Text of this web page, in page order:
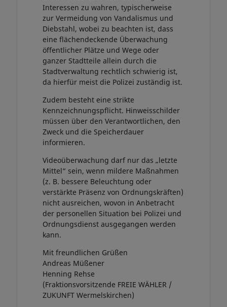
Interessen zu wahren, typischerweise
zur Vermeidung von Vandalismus und
Diebstahl, wobei zu beachten ist, dass
eine flächendeckende Überwachung
öffentlicher Plätze und Wege oder
ganzer Stadtteile allein durch die
Stadtverwaltung rechtlich schwierig ist,
da hierfür meist die Polizei zuständig ist.
Zudem besteht eine strikte
Kennzeichnungspflicht. Hinweisschilder
müssen über den Verantwortlichen, den
Zweck und die Speicherdauer
informieren.
Videoüberwachung darf nur das „letzte
Mittel“ sein, wenn mildere Maßnahmen
(z. B. bessere Beleuchtung oder
verstärkte Präsenz von Ordnungskräften)
nicht ausreichen, wovon in Anbetracht
der personellen Situation bei Polizei und
Ordnungsdienst ausgegangen werden
kann.
Mit freundlichen Grüßen
Andreas Müßener
Henning Rehse
(Fraktionsvorsitzende FREIE WÄHLER /
ZUKUNFT Wermelskirchen)